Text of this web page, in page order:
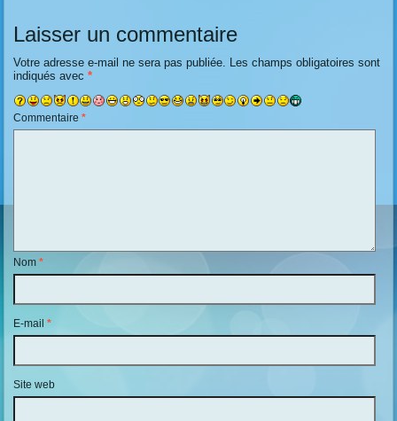
Laisser un commentaire
Votre adresse e-mail ne sera pas publiée. Les champs obligatoires sont
indiqués avec*
Commentaire*
Nom*
E-mail*
Site web